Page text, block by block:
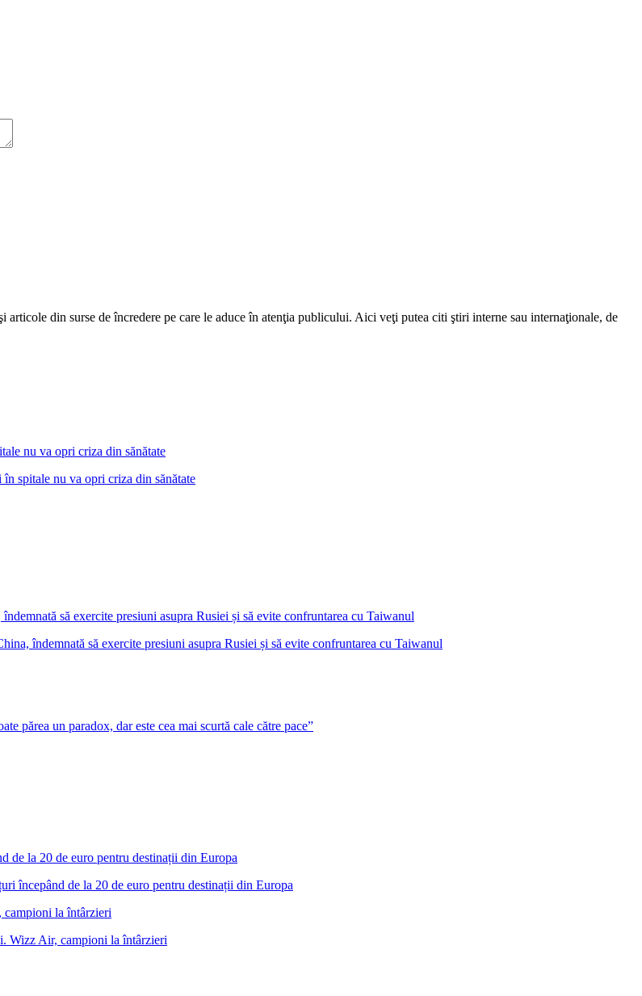
din surse de încredere pe care le aduce în atenţia publicului. Aici veţi putea citi ştiri interne sau internaţionale, de
spitale nu va opri criza din sănătate
îndemnată să exercite presiuni asupra Rusiei și să evite confruntarea cu Taiwanul
părea un paradox, dar este cea mai scurtă cale către pace”
începând de la 20 de euro pentru destinații din Europa
Wizz Air, campioni la întârzieri